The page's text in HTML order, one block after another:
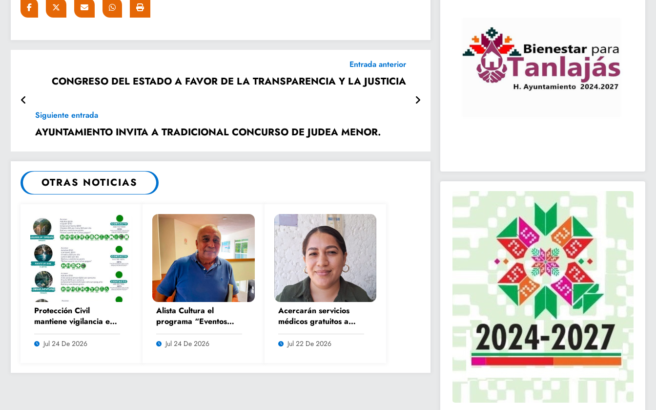
Entrada anterior
CONGRESO DEL ESTADO A FAVOR DE LA TRANSPARENCIA Y LA JUSTICIA
Siguiente entrada
AYUNTAMIENTO INVITA A TRADICIONAL CONCURSO DE JUDEA MENOR.
OTRAS NOTICIAS
Protección Civil
mantiene vigilancia en
parajes turísticos y
llama a respetar
Jul 24 De 2026
Alista Cultura el
programa “Eventos
Culturales de Verano
2026” para impulsar
Jul 24 De 2026
Acercarán servicios
médicos gratuitos a
comunidades con
Caravana de Salud
Jul 22 De 2026